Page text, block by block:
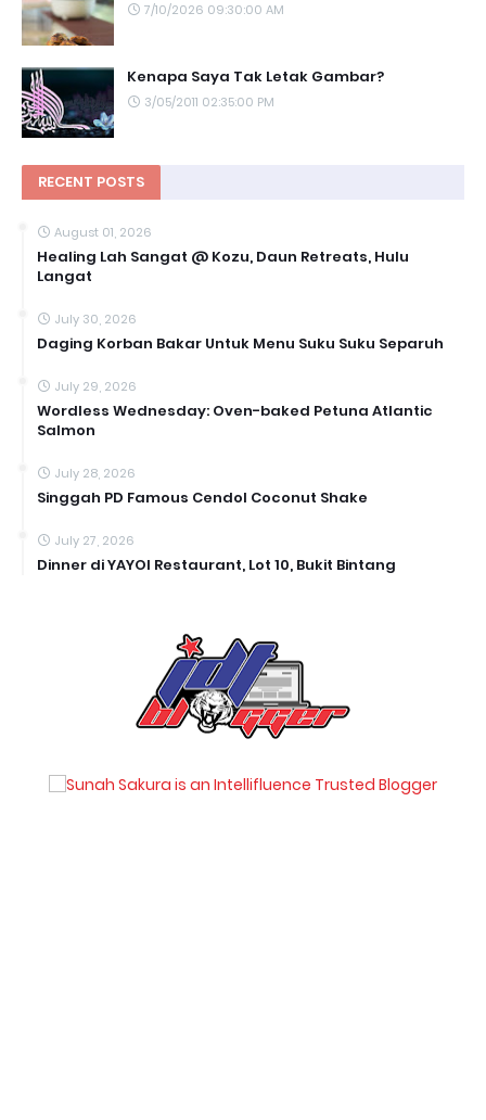
7/10/2026 09:30:00 AM
Kenapa Saya Tak Letak Gambar?
3/05/2011 02:35:00 PM
RECENT POSTS
August 01, 2026
Healing Lah Sangat @ Kozu, Daun Retreats, Hulu
Langat
July 30, 2026
Daging Korban Bakar Untuk Menu Suku Suku Separuh
July 29, 2026
Wordless Wednesday: Oven-baked Petuna Atlantic
Salmon
July 28, 2026
Singgah PD Famous Cendol Coconut Shake
July 27, 2026
Dinner di YAYOI Restaurant, Lot 10, Bukit Bintang